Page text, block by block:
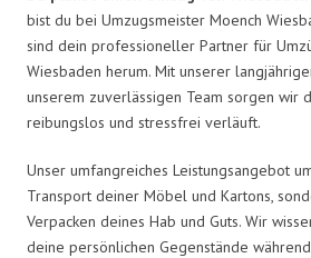
bist du bei Umzugsmeister Moench
sind dein professioneller Partner für
Wiesbaden herum. Mit unserer
unserem zuverlässigen Team sorgen wir
reibungslos und stressfrei verläuft.
Unser umfangreiches Leistungsangebot
Transport deiner Möbel und Kartons,
Verpacken deines Hab und Guts. Wir
deine persönlichen Gegenstände